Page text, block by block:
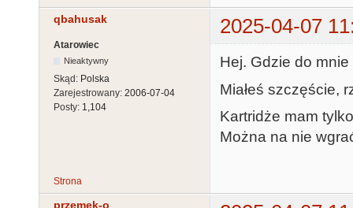
qbahusak 2025-04-07
Atarowiec
Nieaktywny
Skąd: Polska
Zarejestrowany: 2006-07-04
Posty: 1,104
Hej. Gdzie do mnie
Miałeś szczęście,
Kartridże mam
Można na nie
Strona
przemek-o